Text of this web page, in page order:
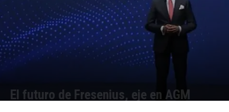
El futuro de Fresenius, eje en AGM